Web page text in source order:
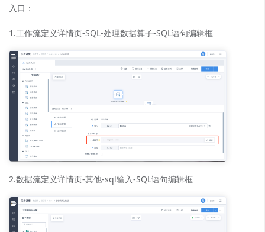
入口：
1.工作流定义详情页-SQL-处理数据算子-SQL语句编辑框
2.数据流定义详情页-其他-sql输入-SQL语句编辑框